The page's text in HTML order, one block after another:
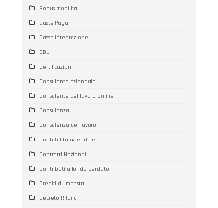
Bonus mobilità
Buste Paga
Cassa Integrazione
CDL
Certificazioni
Consulente aziendale
Consulente del lavoro online
Consulenza
Consulenza del lavoro
Contabilità aziendale
Contratti Nazionali
Contributi a fondo perduto
Crediti di imposta
Decreto Rilanci